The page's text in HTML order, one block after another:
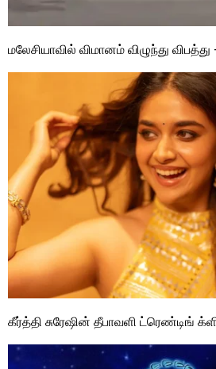
மலேசியாவில் விமானம் விழுந்து விபத்து
கீர்த்தி சுரேஷின் தீபாவளி ட்ரெண்டிங்